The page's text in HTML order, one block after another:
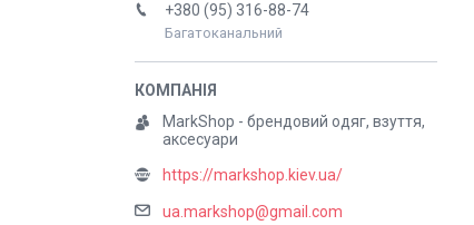
+380 (95) 316-88-74
Багатоканальний
MarkShop - брендовий одяг, взуття,
аксесуари
https://markshop.kiev.ua/
ua.markshop@gmail.com